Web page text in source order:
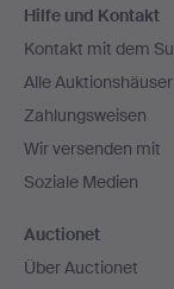
Navigation
Hilfe und Kontakt
Kontakt mit dem
Alle Auktionshäuser
Zahlungsweisen
Wir versenden mit
Soziale Medien
Auctionet
Über Auctionet